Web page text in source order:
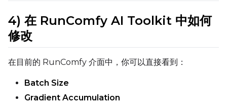
4) 在 RunComfy AI Toolkit 中如何
修改
在目前的 RunComfy 介面中，你可以直接看到：
Batch Size
Gradient Accumulation